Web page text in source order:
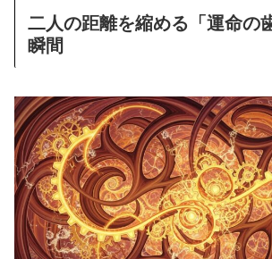
二人の距離を縮める「運命の
瞬間